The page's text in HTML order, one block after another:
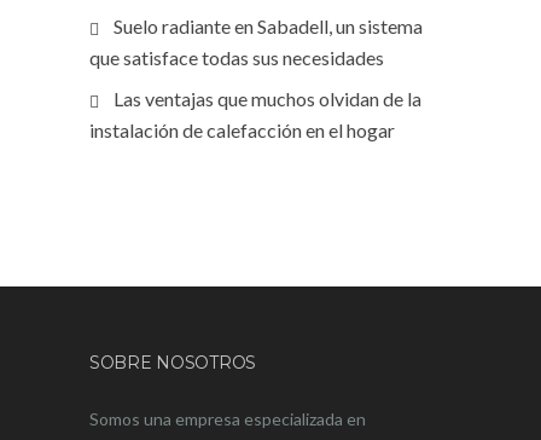
Suelo radiante en Sabadell, un sistema
que satisface todas sus necesidades
Las ventajas que muchos olvidan de la
instalación de calefacción en el hogar
SOBRE NOSOTROS
Somos una empresa especializada en